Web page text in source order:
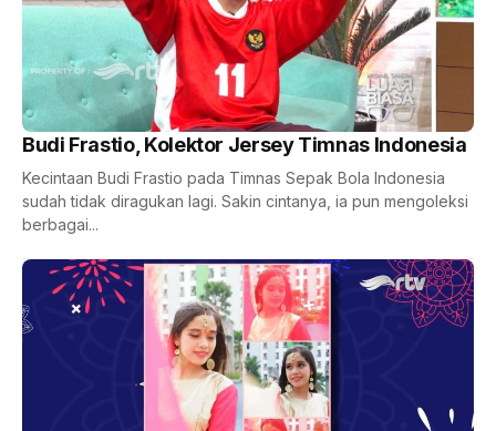
Budi Frastio, Kolektor Jersey Timnas Indonesia
Kecintaan Budi Frastio pada Timnas Sepak Bola Indonesia
sudah tidak diragukan lagi. Sakin cintanya, ia pun mengoleksi
berbagai...